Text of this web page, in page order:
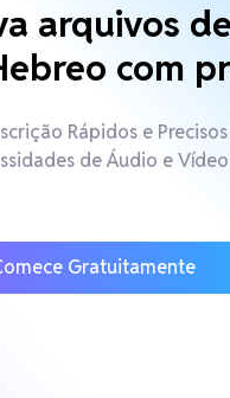
arquivos
com
Rápidos e
de Áudio e
Gratuitamente